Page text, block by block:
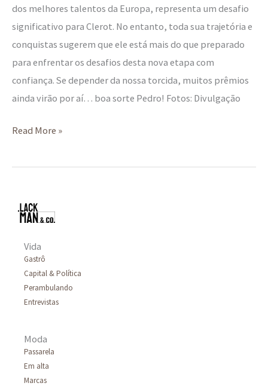
dos melhores talentos da Europa, representa um desafio
significativo para Clerot. No entanto, toda sua trajetória e
conquistas sugerem que ele está mais do que preparado
para enfrentar os desafios desta nova etapa com
confiança. Se depender da nossa torcida, muitos prêmios
ainda virão por aí… boa sorte Pedro! Fotos: Divulgação
Read More »
Vida
Gastrô
Capital & Política
Perambulando
Entrevistas
Moda
Passarela
Em alta
Marcas